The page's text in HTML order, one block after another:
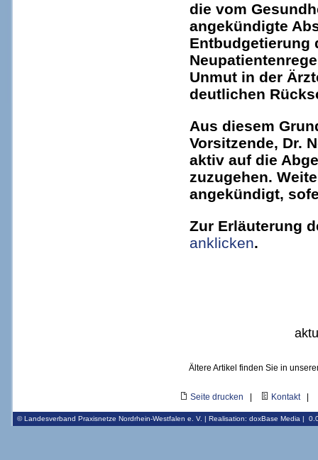
die vom
angekündigte
Entbudgetierung
Unmut in der
deutlichen
Aus diesem
Vorsitzende, Dr.
aktiv auf die
zuzugehen.
angekündigt,
Zur Erläuterung
anklicken.
Ältere Artikel finden Sie in
Seite drucken Kontakt|
© Landesverband Praxisnetze Nordrhein-Westfalen e. V. | Realisation: doxBase Media |